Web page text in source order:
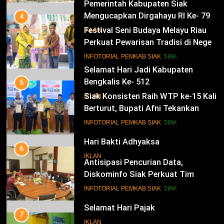
Pemerintah Kabupaten Siak
Mengucapkan Dirgahayu RI Ke- 79
IKLAN
14
Selamat Hari Jadi Kabupaten
Bengkalis Ke- 512
IKLAN
15
Hari Bakti Adhyaksa
IKLAN
16
Selamat Hari Pajak
IKLAN
4
Festival Seni Budaya Melayu Riau
Perkuat Pewarisan Tradisi di Negeri
Istana
INFOTORIAL PEMKAB SIAK SIAK
5
Siak Konsisten Raih WTP ke-15 Kali
Berturut, Bupati Afni Tekankan
Penguatan Tata Kelola Keuangan
INFOTORIAL PEMKAB SIAK SIAK
6
Antisipasi Pencurian Data,
Diskominfo Siak Perkuat Tim
Tanggap Insiden Siber Mendukung
INFOTORIAL PEMKAB SIAK SIAK
7